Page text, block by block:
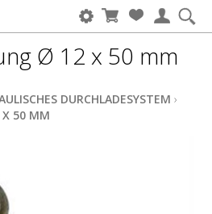
Ø 12 x 50 mm
DURCHLADESYSTEM ›
X 50 MM